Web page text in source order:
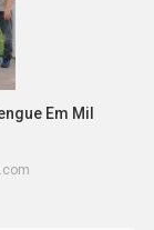
Em Mil